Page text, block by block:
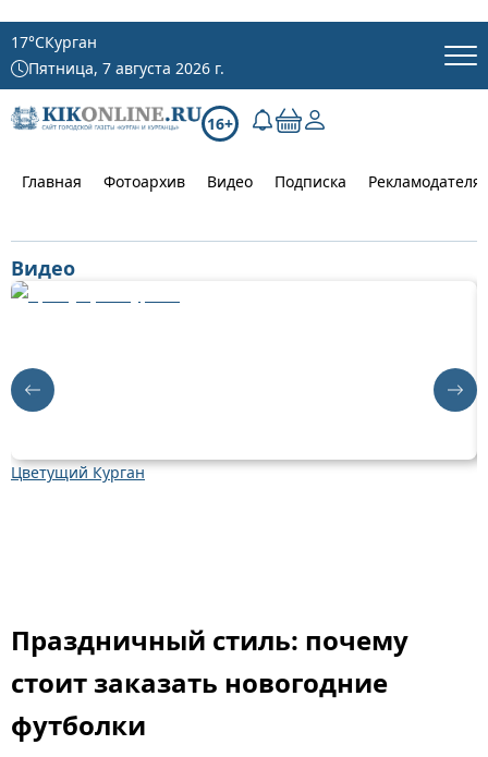
17°CКурган
Пятница, 7 августа 2026 г.
16+
Главная Фотоархив Видео Подписка
Видео
Цветущий Курган
Праздничный стиль: почему
стоит заказать новогодние
футболки